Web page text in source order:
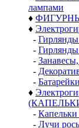
лампами
♦
♦
-
-
-
-
- Батарейки
♦
- Капельки
- Лучи